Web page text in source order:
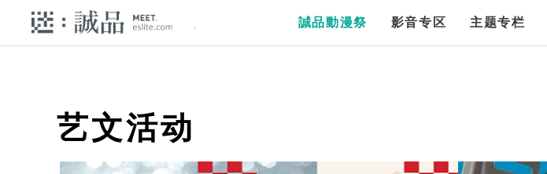
誠品動漫祭 影音专区 主题专栏
艺文活动